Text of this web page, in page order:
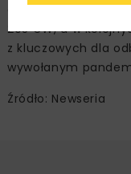
do 2030 roku na
205 GW, a w
z kluczowych dla
wywołanym
Źródło: Newseria